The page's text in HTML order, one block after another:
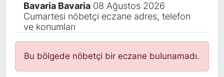
Bavaria Bavaria08 Ağustos 2026
Cumartesi nöbetçi eczane adres, telefon
ve konumları
Bu bölgede nöbetçi bir eczane bulunamadı.